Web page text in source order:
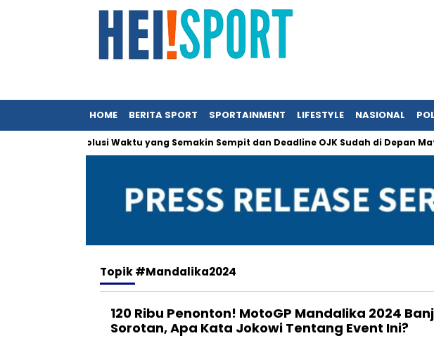
HOME BERITA SPORT SPORTAINMENT LIFESTYLE NASIONAL
Report: Solusi Waktu yang Semakin Sempit dan Deadline OJK Sudah di Depan Mata
Topik#Mandalika2024
120 Ribu Penonton! MotoGP Mandalika 2024
Sorotan, Apa Kata Jokowi Tentang Event Ini?